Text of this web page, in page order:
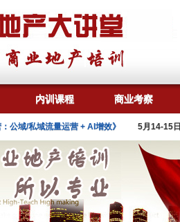
内训课程 商业考察
/私域流量运营 + AI增效》 5月14-15日 西安